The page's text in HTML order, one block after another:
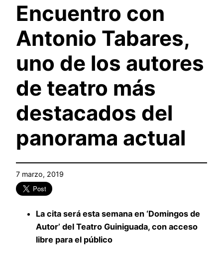
Encuentro con
Antonio Tabares,
uno de los autores
de teatro más
destacados del
panorama actual
7 marzo, 2019
La cita será esta semana en ‘Domingos de
Autor’ del Teatro Guiniguada, con acceso
libre para el público